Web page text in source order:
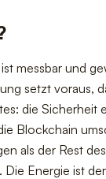
messbar und
setzt voraus,
die Sicherheit
Blockchain
als der Rest
Energie ist